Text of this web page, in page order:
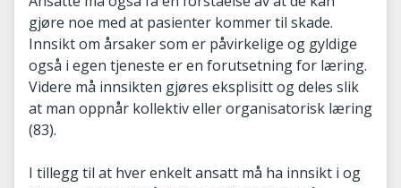
gjøre noe med at pasienter kommer til skade.
Innsikt om årsaker som er påvirkelige og gyldige
også i egen tjeneste er en forutsetning for læring.
Videre må innsikten gjøres eksplisitt og deles slik
at man oppnår kollektiv eller organisatorisk læring
(83).
I tillegg til at hver enkelt ansatt må ha innsikt i og